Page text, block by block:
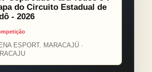
do Circuito Estadual de
- 2026
ESPORT. MARACAJÚ ·